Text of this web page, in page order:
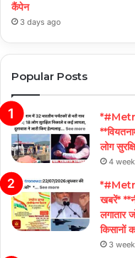
कैंपेन
3 days ago
Popular Posts
लोग
4
खबरें*
लगातार
किसानों
3